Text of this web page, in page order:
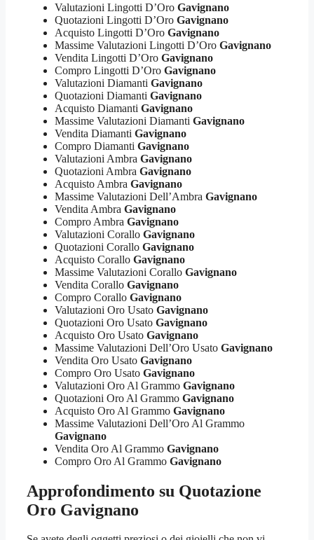
Valutazioni Lingotti D’Oro Gavignano
Quotazioni Lingotti D’Oro Gavignano
Acquisto Lingotti D’Oro Gavignano
Massime Valutazioni Lingotti D’Oro Gavignano
Vendita Lingotti D’Oro Gavignano
Compro Lingotti D’Oro Gavignano
Valutazioni Diamanti Gavignano
Quotazioni Diamanti Gavignano
Acquisto Diamanti Gavignano
Massime Valutazioni Diamanti Gavignano
Vendita Diamanti Gavignano
Compro Diamanti Gavignano
Valutazioni Ambra Gavignano
Quotazioni Ambra Gavignano
Acquisto Ambra Gavignano
Massime Valutazioni Dell’Ambra Gavignano
Vendita Ambra Gavignano
Compro Ambra Gavignano
Valutazioni Corallo Gavignano
Quotazioni Corallo Gavignano
Acquisto Corallo Gavignano
Massime Valutazioni Corallo Gavignano
Vendita Corallo Gavignano
Compro Corallo Gavignano
Valutazioni Oro Usato Gavignano
Quotazioni Oro Usato Gavignano
Acquisto Oro Usato Gavignano
Massime Valutazioni Dell’Oro Usato Gavignano
Vendita Oro Usato Gavignano
Compro Oro Usato Gavignano
Valutazioni Oro Al Grammo Gavignano
Quotazioni Oro Al Grammo Gavignano
Acquisto Oro Al Grammo Gavignano
Massime Valutazioni Dell’Oro Al Grammo
Gavignano
Vendita Oro Al Grammo Gavignano
Compro Oro Al Grammo Gavignano
Approfondimento su Quotazione
Oro Gavignano